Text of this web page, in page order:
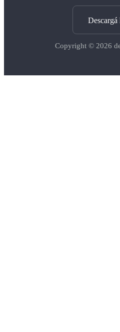
Descargá
Copyright © 2026